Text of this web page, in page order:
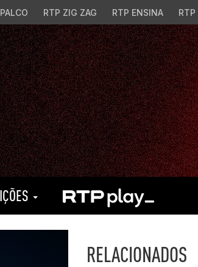
RTP ZIG ZAG RTP ENSINA RTP
RELACIONADOS